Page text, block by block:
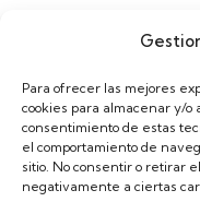
Para ofrecer las mejores
cookies para almacenar y/o
consentimiento de estas
el comportamiento de
sitio. No consentir o retirar
negativamente a ciertas